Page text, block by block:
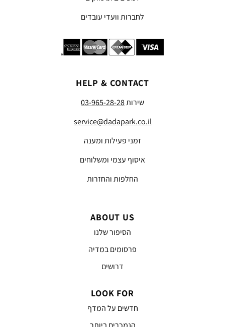
לחברות וועדי עובדים
HELP & CONTACT
שירות03-965-28-28
service@dadapark.co.il
זמני פעילות ומענה
איסוף עצמי ומשלוחים
החלפות והחזרות
ABOUT US
הסיפור שלנו
פרסומים במדיה
דרושים
LOOK FOR
חדשים על המדף